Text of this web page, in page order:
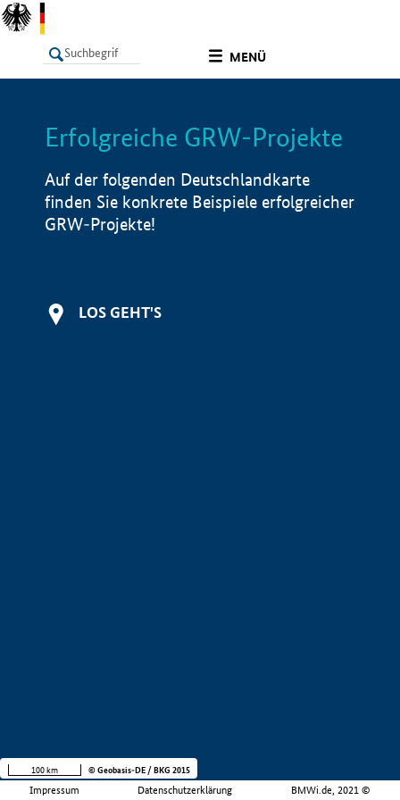
MENÜ
LISTE Info
Erfolgreiche GRW-Projekte
Auf der folgenden Deutschlandkarte
finden Sie konkrete Beispiele erfolgreicher
GRW-Projekte!
LOS GEHT'S
Impressum Datenschutzerklärung BMWi.de, 2021 ©
100 km © Geobasis-DE / BKG 2015